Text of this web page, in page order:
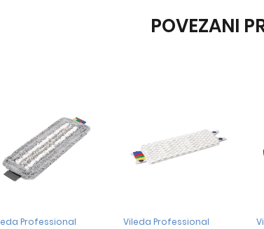
POVEZANI
Vileda Professional Vileda